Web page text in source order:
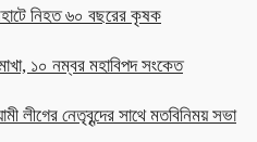
নিহত ৬০ বছরের কৃষক
১০ নম্বর মহাবিপদ সংকেত
লীগের নেতৃবৃন্দের সাথে মতবিনিময় সভা